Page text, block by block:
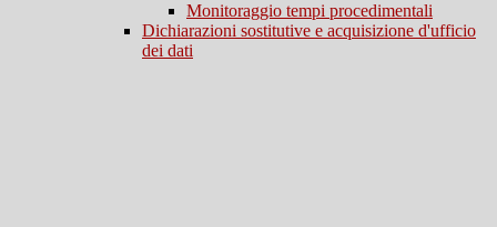
Monitoraggio tempi procedimentali
Dichiarazioni sostitutive e acquisizione d'ufficio
dei dati